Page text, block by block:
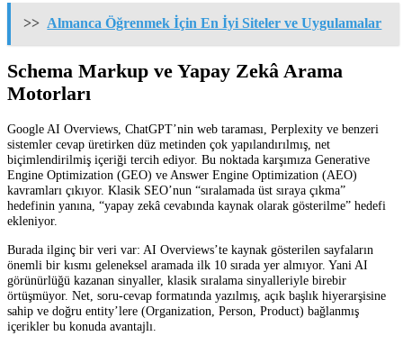
>> Almanca Öğrenmek İçin En İyi Siteler ve Uygulamalar
Schema Markup ve Yapay Zekâ Arama
Motorları
Google AI Overviews, ChatGPT’nin web taraması, Perplexity ve benzeri
sistemler cevap üretirken düz metinden çok yapılandırılmış, net
biçimlendirilmiş içeriği tercih ediyor. Bu noktada karşımıza Generative
Engine Optimization (GEO) ve Answer Engine Optimization (AEO)
kavramları çıkıyor. Klasik SEO’nun “sıralamada üst sıraya çıkma”
hedefinin yanına, “yapay zekâ cevabında kaynak olarak gösterilme” hedefi
ekleniyor.
Burada ilginç bir veri var: AI Overviews’te kaynak gösterilen sayfaların
önemli bir kısmı geleneksel aramada ilk 10 sırada yer almıyor. Yani AI
görünürlüğü kazanan sinyaller, klasik sıralama sinyalleriyle birebir
örtüşmüyor. Net, soru-cevap formatında yazılmış, açık başlık hiyerarşisine
sahip ve doğru entity’lere (Organization, Person, Product) bağlanmış
içerikler bu konuda avantajlı.